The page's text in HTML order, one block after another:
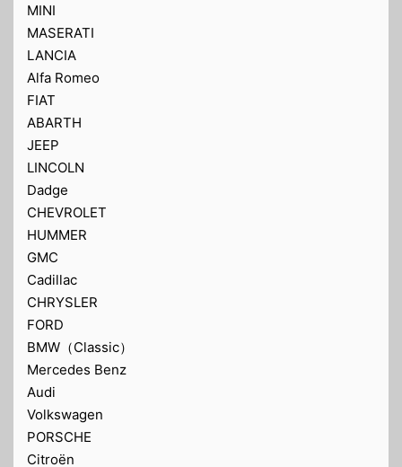
MINI
MASERATI
LANCIA
Alfa Romeo
FIAT
ABARTH
JEEP
LINCOLN
Dadge
CHEVROLET
HUMMER
GMC
Cadillac
CHRYSLER
FORD
BMW（Classic）
Mercedes Benz
Audi
Volkswagen
PORSCHE
Citroën